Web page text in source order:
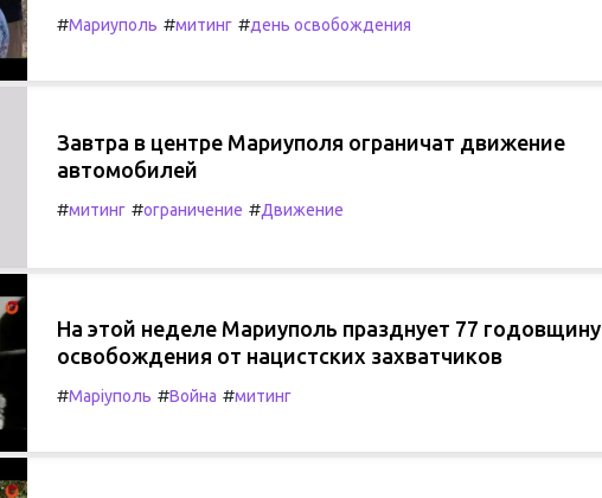
#Мариуполь #митинг #день освобождения
Завтра в центре Мариуполя ограничат движение
автомобилей
#митинг #ограничение #Движение
На этой неделе Мариуполь празднует 77 годовщину
освобождения от нацистских захватчиков
#Маріуполь #Война #митинг